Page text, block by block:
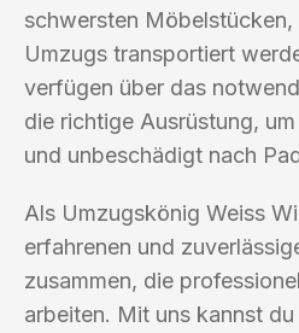
schwersten
Umzugs transportiert
verfügen über das
die richtige Ausrüstung,
und unbeschädigt nach
Als Umzugskönig Weiss
erfahrenen und
zusammen, die
arbeiten. Mit uns kannst